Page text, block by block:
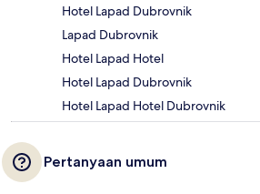
Hotel Lapad Dubrovnik
Lapad Dubrovnik
Hotel Lapad Hotel
Hotel Lapad Dubrovnik
Hotel Lapad Hotel Dubrovnik
Pertanyaan umum